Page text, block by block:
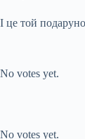
І це той
No votes yet.
No votes yet.